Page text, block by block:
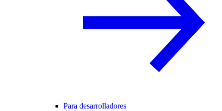
Para desarrolladores